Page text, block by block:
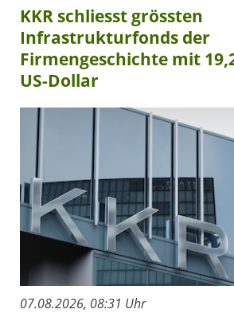
KKR schliesst grössten
Infrastrukturfonds der
Firmengeschichte mit
US-Dollar
07.08.2026, 08:31 Uhr